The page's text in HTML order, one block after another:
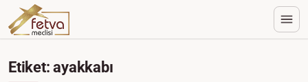
Etiket: ayakkabı